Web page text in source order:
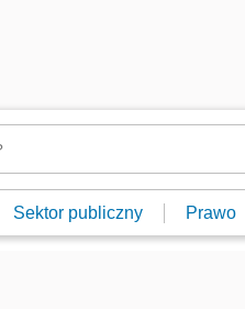
Sektor publiczny Prawo